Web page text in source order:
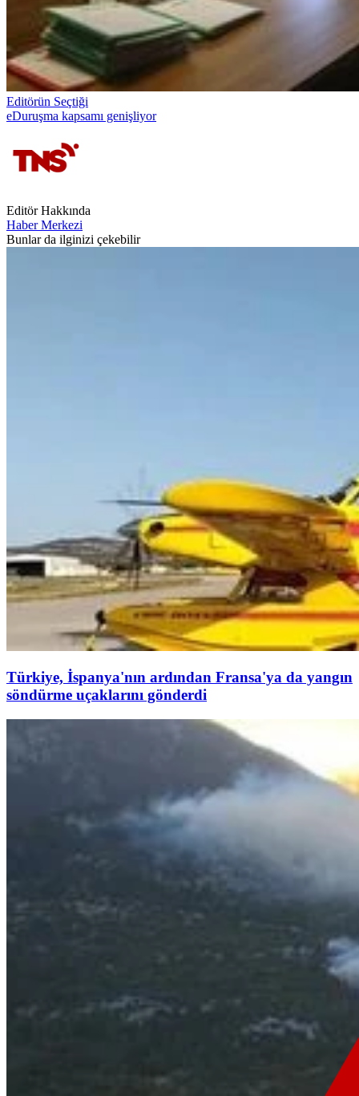
Editörün Seçtiği
eDuruşma kapsamı genişliyor
Editör Hakkında
Haber Merkezi
Bunlar da ilginizi çekebilir
Türkiye, İspanya'nın ardından Fransa'ya da yangın
söndürme uçaklarını gönderdi